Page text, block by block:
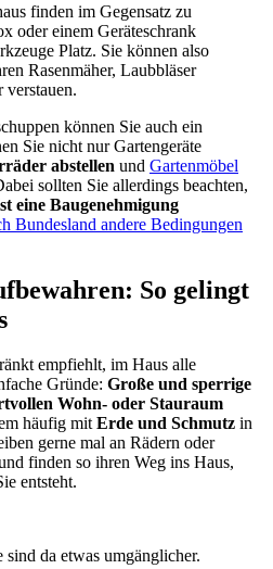
finden im Gegensatz zu
oder einem Geräteschrank
Platz. Sie können also
Rasenmäher, Laubbläser
können Sie auch ein
Sie nicht nur Gartengeräte
abstellen und Gartenmöbel
sollten Sie allerdings beachten,
eine Baugenehmigung
Bundesland andere Bedingungen
So gelingt
empfiehlt, im Haus alle
Gründe: Große und sperrige
Wohn- oder Stauraum
häufig mitErde und Schmutz in
gerne mal an Rädern oder
finden so ihren Weg ins Haus,
entsteht.
sind da etwas umgänglicher.